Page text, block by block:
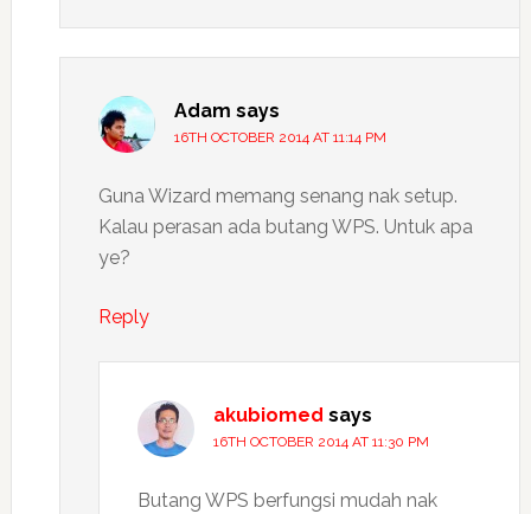
Adam says
16TH OCTOBER 2014 AT 11:14 PM
Guna Wizard memang senang nak setup.
Kalau perasan ada butang WPS. Untuk apa
ye?
Reply
akubiomed says
16TH OCTOBER 2014 AT 11:30 PM
Butang WPS berfungsi mudah nak